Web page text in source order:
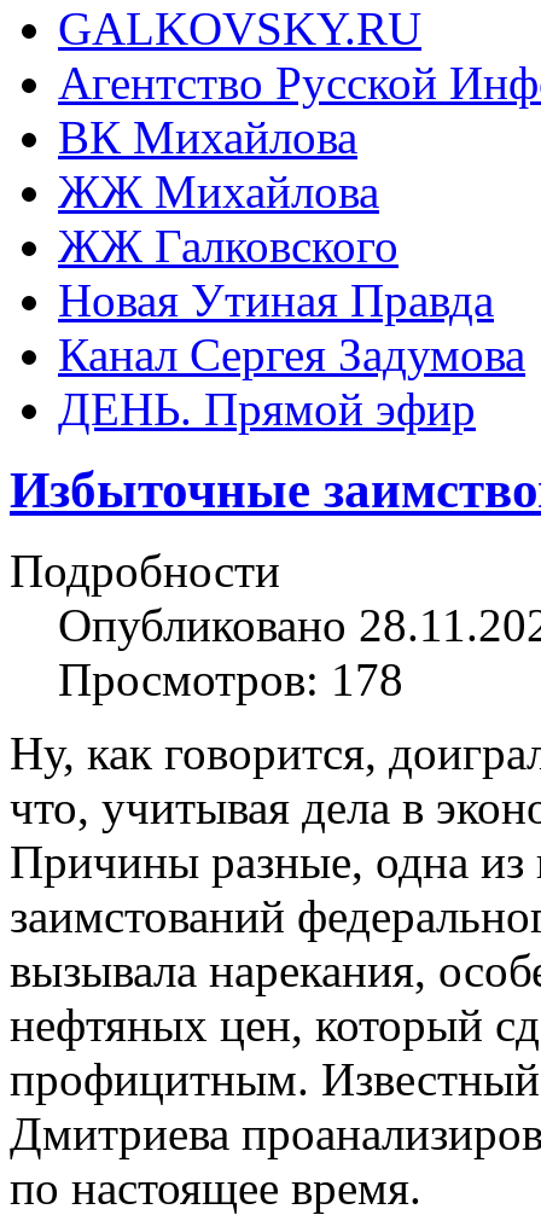
GALKOVSKY.RU
Агентство Русской
ВК Михайлова
ЖЖ Михайлова
ЖЖ Галковского
Новая Утиная Правда
Канал Сергея Задумова
ДЕНЬ. Прямой эфир
Избыточные
Подробности
Опубликовано
Просмотров: 178
Ну, как говорится,
что, учитывая дела в
Причины разные, одна из
заимстований
вызывала нарекания,
нефтяных цен, который
профицитным.
Дмитриева
по настоящее время.